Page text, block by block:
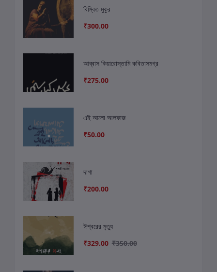
বিম্বিত মুকুর
₹300.00
আব্বাস কিয়ারোস্তামি কবিতাসমগ্র
₹275.00
এই আলো আলফাজ
₹50.00
দাগা
₹200.00
ঈশ্বরের মৃত্যু
₹329.00 ₹350.00